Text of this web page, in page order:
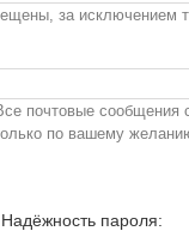
за исключением
почтовые сообщения
по вашему
Надёжность пароля: